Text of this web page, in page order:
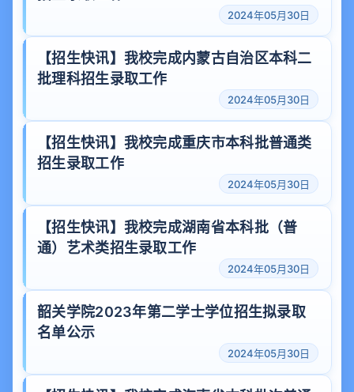
2024年05月30日
【招生快讯】我校完成内蒙古自治区本科二
批理科招生录取工作
2024年05月30日
【招生快讯】我校完成重庆市本科批普通类
招生录取工作
2024年05月30日
【招生快讯】我校完成湖南省本科批（普
通）艺术类招生录取工作
2024年05月30日
韶关学院2023年第二学士学位招生拟录取
名单公示
2024年05月30日